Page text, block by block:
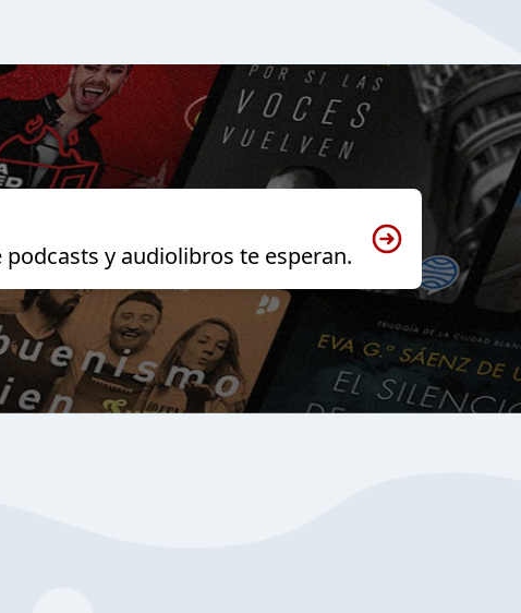
y audiolibros te esperan.